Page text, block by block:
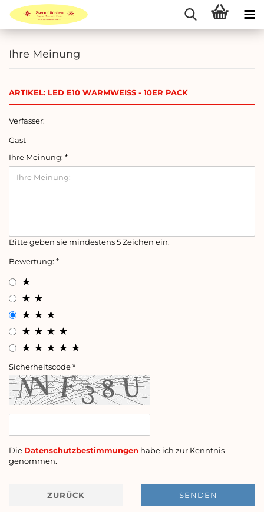
Ihre Meinung
ARTIKEL: LED E10 WARMWEISS - 10ER PACK
Verfasser:
Gast
Ihre Meinung:
Bitte geben sie mindestens 5 Zeichen ein.
Bewertung:
Sicherheitscode
Die Datenschutzbestimmungen habe ich zur Kenntnis
genommen.
ZURÜCK SENDEN